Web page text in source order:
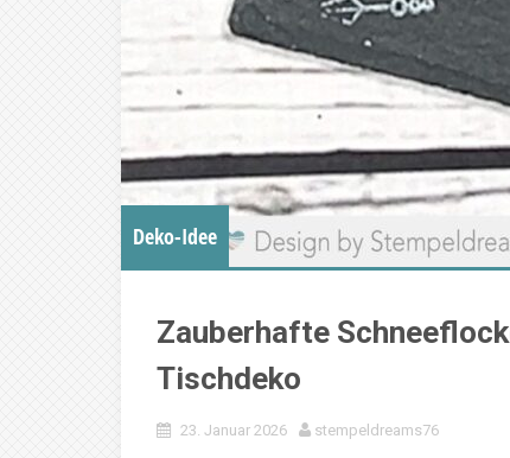
Deko-Idee
Zauberhafte
Tischdeko
23. Januar 2026 stempeldreams76